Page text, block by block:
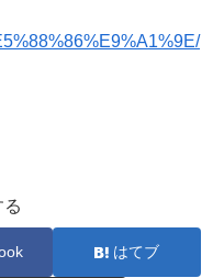
る
はてブ